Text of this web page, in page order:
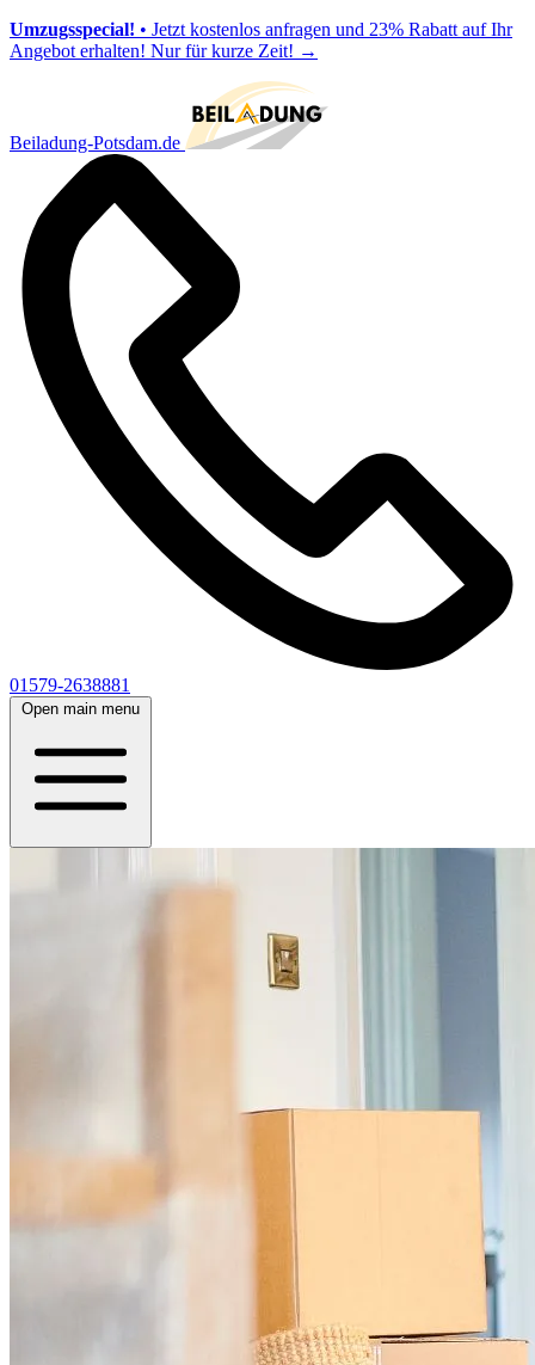
Umzugsspecial! • Jetzt kostenlos anfragen und 23% Rabatt auf Ihr
Angebot erhalten! Nur für kurze Zeit! →
Beiladung-Potsdam.de
01579-2638881
Open main menu